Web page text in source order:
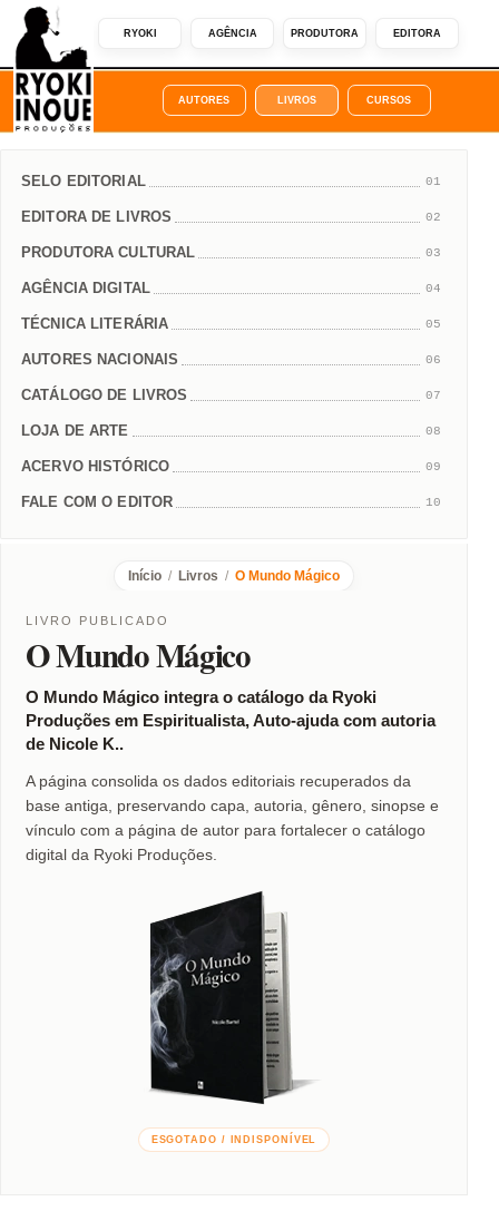
RYOKI AGÊNCIA PRODUTORA EDITORA
AUTORES LIVROS CURSOS
SELO EDITORIAL 01
EDITORA DE LIVROS 02
PRODUTORA CULTURAL 03
AGÊNCIA DIGITAL 04
TÉCNICA LITERÁRIA 05
AUTORES NACIONAIS 06
CATÁLOGO DE LIVROS 07
LOJA DE ARTE 08
ACERVO HISTÓRICO 09
FALE COM O EDITOR 10
Início / Livros / O Mundo Mágico
LIVRO PUBLICADO
O Mundo Mágico
O Mundo Mágico integra o catálogo da Ryoki
Produções em Espiritualista, Auto-ajuda com autoria
de Nicole K..
A página consolida os dados editoriais recuperados da
base antiga, preservando capa, autoria, gênero, sinopse e
vínculo com a página de autor para fortalecer o catálogo
digital da Ryoki Produções.
ESGOTADO / INDISPONÍVEL